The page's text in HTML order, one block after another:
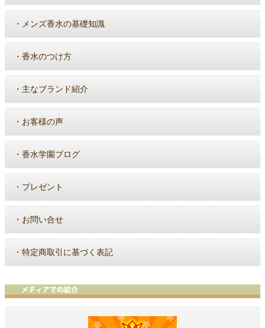
・ メンズ香水の基礎知識
・ 香水のつけ方
・ 主なブランド紹介
・ お客様の声
・ 香水学園ブログ
・ プレゼント
・ お問い合せ
・ 特定商取引に基づく表記